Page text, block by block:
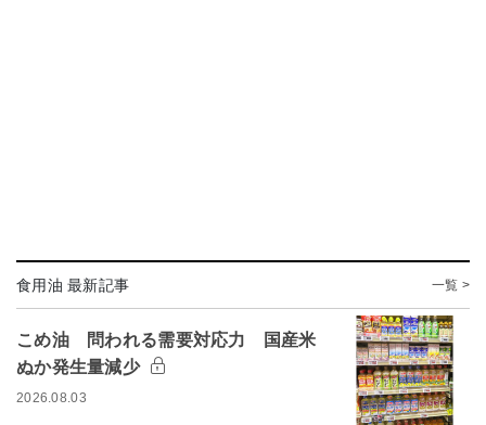
食用油 最新記事 一覧 >
こめ油 問われる需要対応力 国産米
ぬか発生量減少
2026.08.03